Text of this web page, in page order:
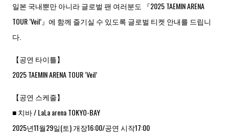
일본 국내뿐만 아니라 글로벌 팬 여러분도 『2025 TAEMIN ARENA
TOUR ‘Veil’』에 함께 즐기실 수 있도록 글로벌 티켓 안내를 드립니
다.
【공연 타이틀】
2025 TAEMIN ARENA TOUR ‘Veil’
【공연 스케줄】
■ 치바 / LaLa arena TOKYO-BAY
2025년11월29일(토) 개장16:00/공연 시작17:00